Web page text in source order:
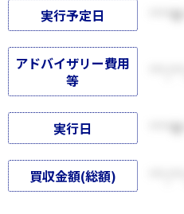
実行予定日
アドバイザリー費用
等
実行日
買収金額(総額)